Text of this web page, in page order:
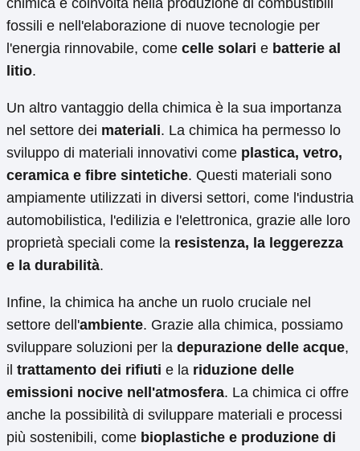
chimica è coinvolta nella produzione di combustibili
fossili e nell'elaborazione di nuove tecnologie per
l'energia rinnovabile, come celle solari e batterie al
litio.
Un altro vantaggio della chimica è la sua importanza
nel settore dei materiali. La chimica ha permesso lo
sviluppo di materiali innovativi come plastica, vetro,
ceramica e fibre sintetiche. Questi materiali sono
ampiamente utilizzati in diversi settori, come l'industria
automobilistica, l'edilizia e l'elettronica, grazie alle loro
proprietà speciali come la resistenza, la leggerezza
e la durabilità.
Infine, la chimica ha anche un ruolo cruciale nel
settore dell'ambiente. Grazie alla chimica, possiamo
sviluppare soluzioni per la depurazione delle acque,
il trattamento dei rifiuti e la riduzione delle
emissioni nocive nell'atmosfera. La chimica ci offre
anche la possibilità di sviluppare materiali e processi
più sostenibili, come bioplastiche e produzione di